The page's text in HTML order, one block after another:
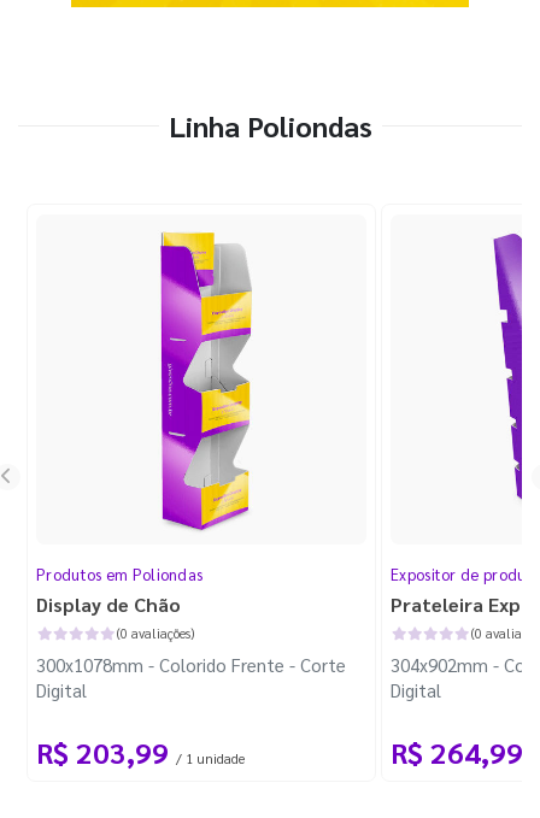
Linha Poliondas
Produtos em Poliondas
Display de Chão
(0 avaliações)
300x1078mm - Colorido Frente - Corte
Digital
R$ 203,99 / 1 unidade
Expositor de
Prateleira
(0
304x902mm -
Digital
R$ 264,99